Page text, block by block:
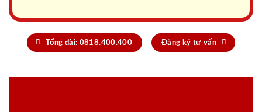
Tổng đài: 0818.400.400 Đăng ký tư vấn